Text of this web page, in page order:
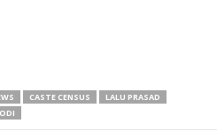
CASTE CENSUS
LALU PRASAD